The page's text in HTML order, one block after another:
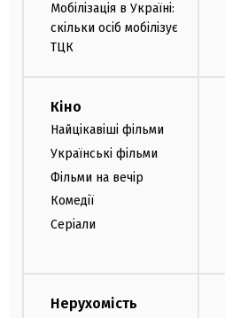
Мобілізація в Україні:
скільки осіб мобілізує
ТЦК
Кіно
Найцікавіші фільми
Українські фільми
Фільми на вечір
Комедії
Серіали
Нерухомість